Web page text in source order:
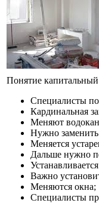
Понятие
Специалисты
Кардинальная
Меняют
Нужно
Меняется
Дальше нужно
Важно
Меняются окна;
Специалисты